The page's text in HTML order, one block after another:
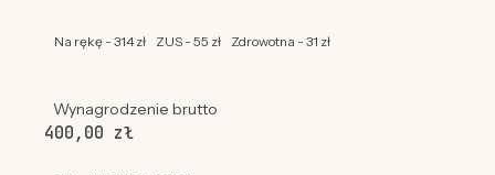
Na rękę - 314 zł ZUS - 55 zł Zdrowotna - 31 zł
Wynagrodzenie brutto
400,00 zł